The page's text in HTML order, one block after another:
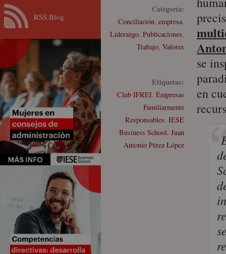
Categoría:
Conciliación, empresa,
Liderazgo, Publicaciones,
Trabajo, Valores
Etiquetas:
Club IFREI, Empresas
Familiarmente
Responsables, IESE
Business School, Juan
Antonio Pérez López
se
en
RSS Blog